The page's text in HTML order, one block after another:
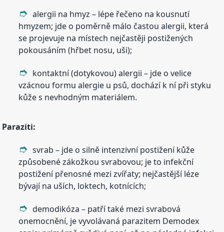
alergii na hmyz – lépe řečeno na kousnutí
hmyzem; jde o poměrně málo častou alergii, která
se projevuje na místech nejčastěji postižených
pokousáním (hřbet nosu, uši);
kontaktní (dotykovou) alergii – jde o velice
vzácnou formu alergie u psů, dochází k ní při styku
kůže s nevhodným materiálem.
Paraziti:
svrab – jde o silně intenzivní postižení kůže
způsobené zákožkou svrabovou; je to infekční
postižení přenosné mezi zvířaty; nejčastější léze
bývají na uších, loktech, kotnících;
demodikóza – patří také mezi svrabová
onemocnění, je vyvolávaná parazitem Demodex